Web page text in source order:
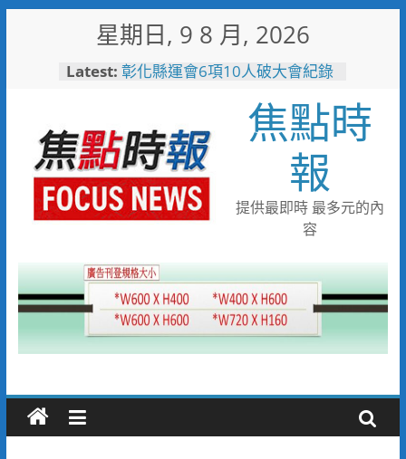
星期日, 9 8 月, 2026
Latest: 彰化縣運會6項10人破大會紀錄
3.5萬人湧入 首週末破6.5萬人
搭台灣好行低碳暢玩小琉球！大
鵬灣管理處推出暑假好康
高雄4,599件作品傳遞拒毒信
念 「2026港都反毒盃」用畫
筆打造兒童防毒力
498位大專青年返鄉 彰化暑期
焦點時
報
提供最即時 最多元的內
容